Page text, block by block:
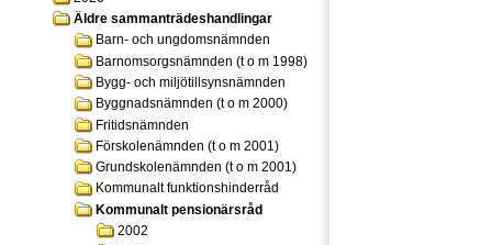
Äldre sammanträdeshandlingar
Barn- och ungdomsnämnden
Barnomsorgsnämnden (t o m 1998)
Bygg- och miljötillsynsnämnden
Byggnadsnämnden (t o m 2000)
Fritidsnämnden
Förskolenämnden (t o m 2001)
Grundskolenämnden (t o m 2001)
Kommunalt funktionshinderråd
Kommunalt pensionärsråd
2002